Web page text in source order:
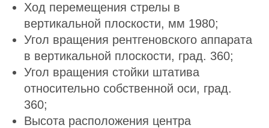
Ход перемещения стрелы в
вертикальной плоскости, мм 1980;
Угол вращения рентгеновского аппарата
в вертикальной плоскости, град. 360;
Угол вращения стойки штатива
относительно собственной оси, град.
360;
Высота расположения центра